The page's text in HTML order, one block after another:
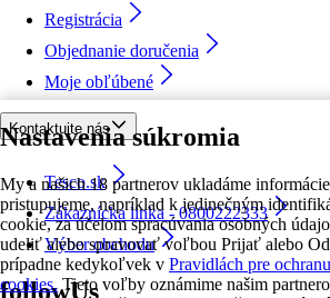
Nastavenia súkromia
My a našich 18 partnerov ukladáme
pristupujeme, napríklad k jedinečným
cookie, za účelom spracúvania osobných
udeliť alebo spravovať voľbou Prijať alebo
prípadne kedykoľvek v Pravidlách pre
cookies. Tieto voľby oznámime našim
Registrácia
Objednanie doručenia
Moje obľúbené
Kontaktujte nás
Tesco.sk
Zákaznícka linka - 0800222333
Výber obchodu
followUs